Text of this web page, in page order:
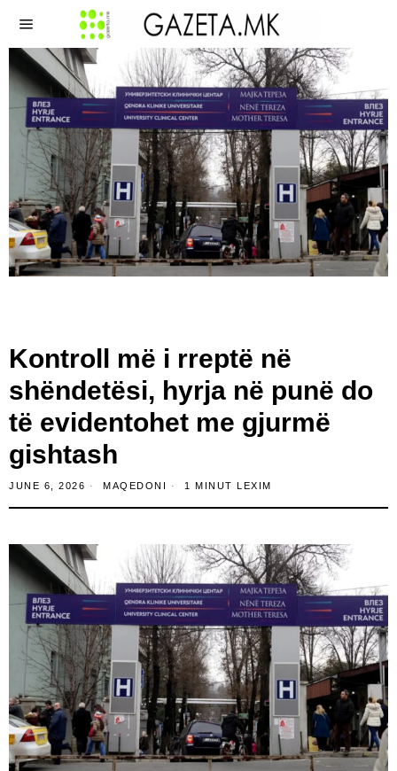
Kontroll më i rreptë në
shëndetësi, hyrja në punë do
të evidentohet me gjurmë
gishtash
JUNE 6, 2026 MAQEDONI 1 MINUT LEXIM